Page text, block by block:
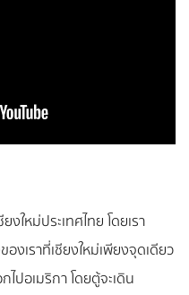
ใหม่ประเทศไทย โดยเรา
งเราที่เชียงใหม่เพียงจุดเดียว
ปอเมริกา โดยตู้จะเดิน